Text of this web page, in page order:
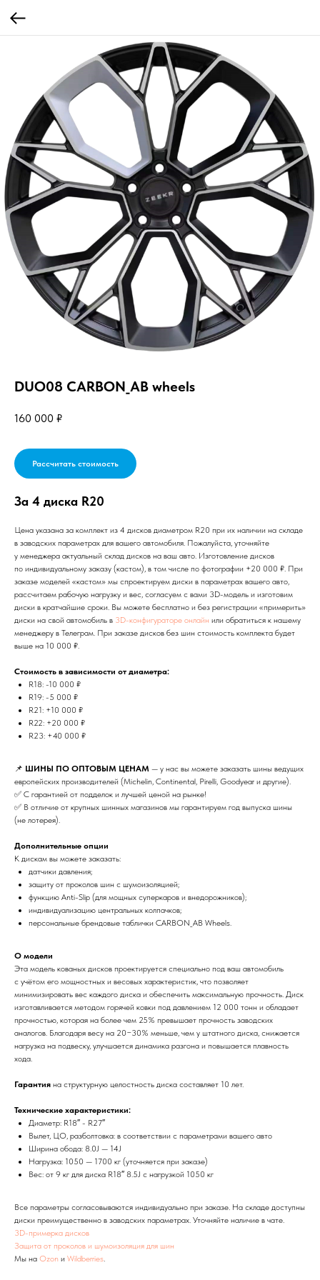
DUO08 CARBON_AB wheels
160 000 ₽
Рассчитать стоимость
За 4 диска R20
Цена указана за комплект из 4 дисков диаметром R20 при их наличии на складе
в заводских параметрах для вашего автомобиля. Пожалуйста, уточняйте
у менеджера актуальный склад дисков на ваш авто. Изготовление дисков
по индивидуальному заказу (кастом), в том числе по фотографии +20 000 ₽. При
заказе моделей «кастом» мы спроектируем диски в параметрах вашего авто,
рассчитаем рабочую нагрузку и вес, согласуем с вами 3D-модель и изготовим
диски в кратчайшие сроки. Вы можете бесплатно и без регистрации «примерить»
диски на свой автомобиль в 3D-конфигураторе онлайн или обратиться к нашему
менеджеру в Телеграм. При заказе дисков без шин стоимость комплекта будет
выше на 10 000 ₽.
Стоимость в зависимости от диаметра:
R18: -10 000 ₽
R19: -5 000 ₽
R21: +10 000 ₽
R22: +20 000 ₽
R23: +40 000 ₽
📌 ШИНЫ ПО ОПТОВЫМ ЦЕНАМ — у нас вы можете заказать шины ведущих
европейских производителей (Michelin, Continental, Pirelli, Goodyear и другие).
✅ С гарантией от подделок и лучшей ценой на рынке!
✅ В отличие от крупных шинных магазинов мы гарантируем год выпуска шины
(не лотерея).
Дополнительные опции
К дискам вы можете заказать:
датчики давления;
защиту от проколов шин с шумоизоляцией;
функцию Anti-Slip (для мощных суперкаров и внедорожников);
индивидуализацию центральных колпачков;
персональные брендовые таблички CARBON_AB Wheels.
О модели
Эта модель кованых дисков проектируется специально под ваш автомобиль
с учётом его мощностных и весовых характеристик, что позволяет
минимизировать вес каждого диска и обеспечить максимальную прочность. Диск
изготавливается методом горячей ковки под давлением 12 000 тонн и обладает
прочностью, которая на более чем 25% превышает прочность заводских
аналогов. Благодаря весу на 20−30% меньше, чем у штатного диска, снижается
нагрузка на подвеску, улучшается динамика разгона и повышается плавность
хода.
Гарантия на структурную целостность диска составляет 10 лет.
Технические характеристики:
Диаметр: R18″ - R27″
Вылет, ЦО, разболтовка: в соответствии с параметрами вашего авто
Ширина обода: 8.0J — 14J
Нагрузка: 1050 — 1700 кг (уточняется при заказе)
Вес: от 9 кг для диска R18″ 8.5J с нагрузкой 1050 кг
Все параметры согласовываются индивидуально при заказе. На складе доступны
диски преимущественно в заводских параметрах. Уточняйте наличие в чате.
3D-примерка дисков
Защита от проколов и шумоизоляция для шин
Мы на Ozon и Wildberries.